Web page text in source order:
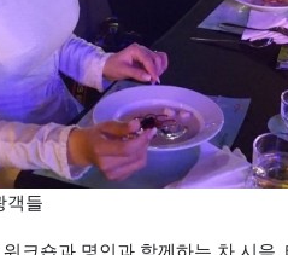
객들